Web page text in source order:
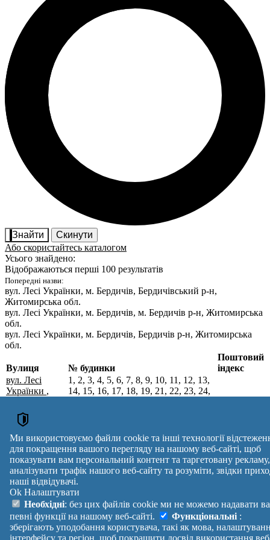
Знайти
Скинути
Або скористайтесь каталогом
Усього знайдено:
Відображаються перші 100 результатів
Попередні назви:
вул. Лесі Українки, м. Бердичів, Бердичівський р-н,
Житомирська обл.
вул. Лесі Українки, м. Бердичів, м. Бердичів р-н, Житомирська
обл.
вул. Лесі Українки, м. Бердичів, Бердичів р-н, Житомирська
обл.
Поштові індекси України. Оновлено : 07-08-2026.
Вулиця № будинки
Поштовий
індекс
вул. Лесі
Українки ,
Бердичівський
р-н,
Житомирська
обл.
1, 2, 3, 4, 5, 6, 7, 8, 9, 10, 11, 12, 13,
14, 15, 16, 17, 18, 19, 21, 22, 23, 24,
55, 56, 57, 58, 59, 60, 61, 62, 63, 65,
67, 69, 71, 73, 75, 77, 79, 81
Вулиця № будинків
Індекс
reklama
Правила
Допомога
Платні
послуги
Політика
конфіденційності
Маніфест
Про проект
Зворотній
зв'язок
Україна
Увійти|
Ми використовуємо файли cookie та інші технології
для покращення вашого перегляду на нашому веб-сайті, щоб
показувати вам персональний контент та таргетовану рекламу,
аналізувати трафік нашого веб-сайту та розуміти, звідки
наші відвідувачі.
Ok Налаштувати
Необхідні: без цих файлів cookie ми не можемо надавати
певні функції на нашому веб-сайті.
Функціональні :
зберігають уподобання користувача, такі як мова,
інтерфейсу та регіон, щоб покращити досвід використання